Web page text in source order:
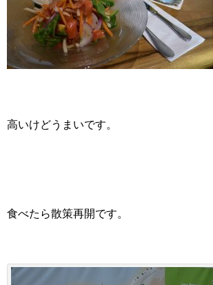
高いけどうまいです。
食べたら散策再開です。